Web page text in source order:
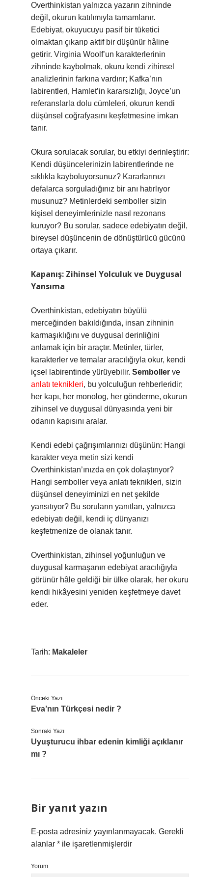
Overthinkistan yalnızca yazarın zihninde
değil, okurun katılımıyla tamamlanır.
Edebiyat, okuyucuyu pasif bir tüketici
olmaktan çıkarıp aktif bir düşünür hâline
getirir. Virginia Woolf’un karakterlerinin
zihninde kaybolmak, okuru kendi zihinsel
analizlerinin farkına vardırır; Kafka’nın
labirentleri, Hamlet’in kararsızlığı, Joyce’un
referanslarla dolu cümleleri, okurun kendi
düşünsel coğrafyasını keşfetmesine imkan
tanır.
Okura sorulacak sorular, bu etkiyi derinleştirir:
Kendi düşüncelerinizin labirentlerinde ne
sıklıkla kayboluyorsunuz? Kararlarınızı
defalarca sorguladığınız bir anı hatırlıyor
musunuz? Metinlerdeki semboller sizin
kişisel deneyimlerinizle nasıl rezonans
kuruyor? Bu sorular, sadece edebiyatın değil,
bireysel düşüncenin de dönüştürücü gücünü
ortaya çıkarır.
Kapanış: Zihinsel Yolculuk ve Duygusal
Yansıma
Overthinkistan, edebiyatın büyülü
merceğinden bakıldığında, insan zihninin
karmaşıklığını ve duygusal derinliğini
anlamak için bir araçtır. Metinler, türler,
karakterler ve temalar aracılığıyla okur, kendi
içsel labirentinde yürüyebilir. Semboller ve
anlatı teknikleri, bu yolculuğun rehberleridir;
her kapı, her monolog, her gönderme, okurun
zihinsel ve duygusal dünyasında yeni bir
odanın kapısını aralar.
Kendi edebi çağrışımlarınızı düşünün: Hangi
karakter veya metin sizi kendi
Overthinkistan’ınızda en çok dolaştırıyor?
Hangi semboller veya anlatı teknikleri, sizin
düşünsel deneyiminizi en net şekilde
yansıtıyor? Bu soruların yanıtları, yalnızca
edebiyatı değil, kendi iç dünyanızı
keşfetmenize de olanak tanır.
Overthinkistan, zihinsel yoğunluğun ve
duygusal karmaşanın edebiyat aracılığıyla
görünür hâle geldiği bir ülke olarak, her okuru
kendi hikâyesini yeniden keşfetmeye davet
eder.
Tarih: Makaleler
Önceki Yazı
Eva’nın Türkçesi nedir ?
Sonraki Yazı
Uyuşturucu ihbar edenin kimliği açıklanır
mı ?
Bir yanıt yazın
E-posta adresiniz yayınlanmayacak. Gerekli
alanlar * ile işaretlenmişlerdir
Yorum